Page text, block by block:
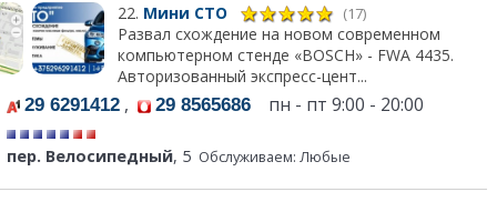
22. Мини СТО (17)
Развал схождение на новом современном
компьютерном стенде «BOSCH» - FWA 4435.
Авторизованный экспресс-цент...
29 6291412 , 29 8565686 пн - пт 9:00 - 20:00
пер. Велосипедный, 5 Обслуживаем: Любые